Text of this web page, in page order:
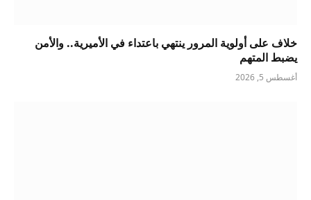
خلاف على أولوية المرور ينتهي باعتداء في الأميرية.. والأمن
يضبط المتهم
أغسطس 5, 2026